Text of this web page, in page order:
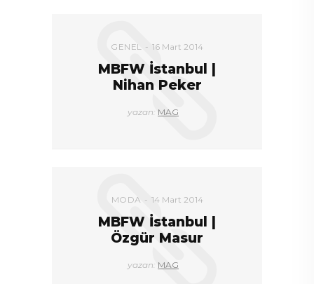
GENEL 16 Mart 2014
MBFW İstanbul |
Nihan Peker
yazan: MAG
MODA 14 Mart 2014
MBFW İstanbul |
Özgür Masur
yazan: MAG